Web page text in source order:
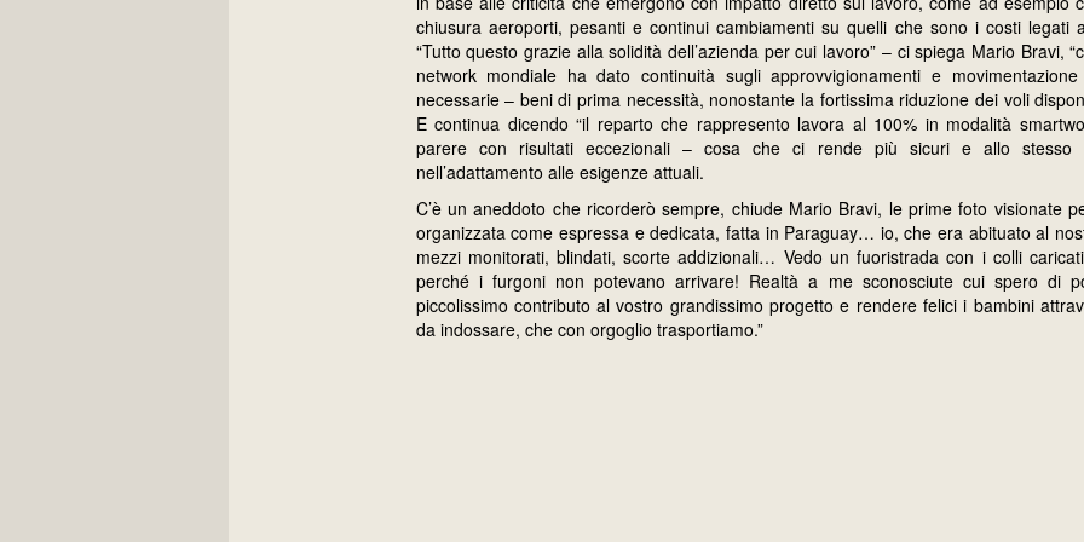
chiusura aeroporti, pesanti e continui cambiamenti su quelli che sono i costi legati
“Tutto questo grazie alla solidità dell’azienda per cui lavoro” – ci spiega Mario Bravi,
network mondiale ha dato continuità sugli approvvigionamenti e
necessarie – beni di prima necessità, nonostante la fortissima riduzione dei voli
E continua dicendo “il reparto che rappresento lavora al 100% in modalità
parere con risultati eccezionali – cosa che ci rende più sicuri e allo stesso
nell’adattamento alle esigenze attuali.
C’è un aneddoto che ricorderò sempre, chiude Mario Bravi, le prime foto visionate
organizzata come espressa e dedicata, fatta in Paraguay… io, che era abituato al
mezzi monitorati, blindati, scorte addizionali… Vedo un fuoristrada con i colli
perché i furgoni non potevano arrivare! Realtà a me sconosciute cui spero di
piccolissimo contributo al vostro grandissimo progetto e rendere felici i bambini
da indossare, che con orgoglio trasportiamo.”